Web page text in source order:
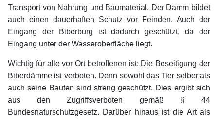
Transport von Nahrung und Baumaterial. Der Damm bildet
auch einen dauerhaften Schutz vor Feinden. Auch der
Eingang der Biberburg ist dadurch geschützt, da der
Eingang unter der Wasseroberfläche liegt.
Wichtig für alle vor Ort betroffenen ist: Die Beseitigung der
Biberdämme ist verboten. Denn sowohl das Tier selber als
auch seine Bauten sind streng geschützt. Dies ergibt sich
aus den Zugriffsverboten gemäß § 44
Bundesnaturschutzgesetz. Darüber hinaus ist die Art als